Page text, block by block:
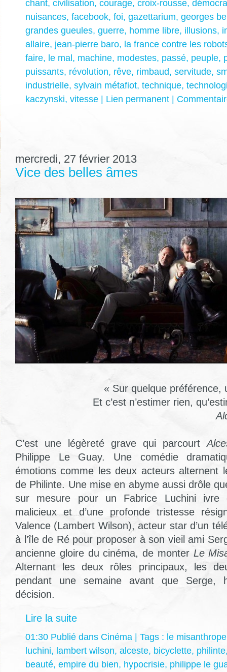
chant, civilisation, courage, croix-rousse,
nuisances, facebook, foi, gazettarium, georges
grandes gueules, guerre, homme libre, illusions,
allaire, jean-pierre baro, la france contre les
faire, le mal , machine, modestes, passé, peuple,
puissants, révolution, rêve, rimbaud, servitude,
industrielle, sylvain métafiot, technique,
kaczynski, vitesse Lien permanent
mercredi, 27 février 2013
Vice des belles âmes
« Sur quelque préférence,
Et c’est n’estimer rien,
C’est une légèreté grave qui parcourt
Philippe Le Guay. Une comédie
émotions comme les deux acteurs alternent
de Philinte. Une mise en abyme aussi drôle
sur mesure pour un Fabrice Luchini ivre
malicieux et d’une profonde tristesse
Valence (Lambert Wilson), acteur star d’un
à l’île de Ré pour proposer à son vieil ami
ancienne gloire du cinéma, de monter Le
Alternant les deux rôles principaux, les
pendant une semaine avant que Serge,
décision.
Lire la suite
01:30 Publié dans Cinéma | Tags : le misanthrope
luchini, lambert wilson, alceste, bicyclette, philinte
beauté, empire du bien, hypocrisie, philippe le